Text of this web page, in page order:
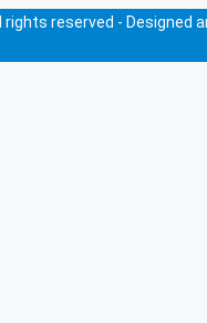
reserved - Designed